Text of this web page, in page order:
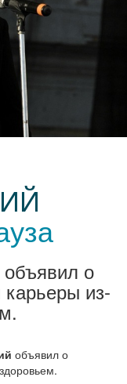
о
карьеры из-
объявил о